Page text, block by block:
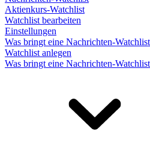
Aktienkurs-Watchlist
Watchlist bearbeiten
Einstellungen
Was bringt eine Nachrichten-
Watchlist anlegen
Was bringt eine Nachrichten-